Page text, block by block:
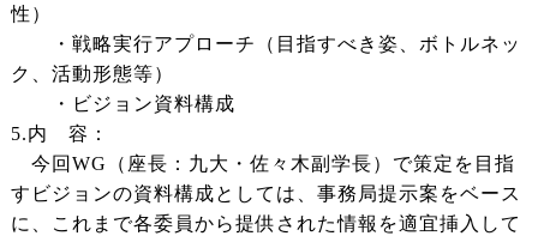
性）
・戦略実行アプローチ（目指すべき姿、ボトルネッ
ク、活動形態等）
・ビジョン資料構成
5.内 容：
今回WG（座長：九大・佐々木副学長）で策定を目指
すビジョンの資料構成としては、事務局提示案をベース
に、これまで各委員から提供された情報を適宜挿入して